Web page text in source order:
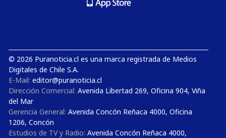
© 2026 Puranoticia.cl es una marca registrada de Medios
Digitales de Chile S.A.
E-Mail: editor@puranoticia.cl
Dirección Comercial: Avenida Libertad 269, Oficina 904, Viña
del Mar
Gerencia General: Avenida Concón Reñaca 4000, Oficina
1206, Concón
Estudios de TV y Radio: Avenida Concón Reñaca 4000,